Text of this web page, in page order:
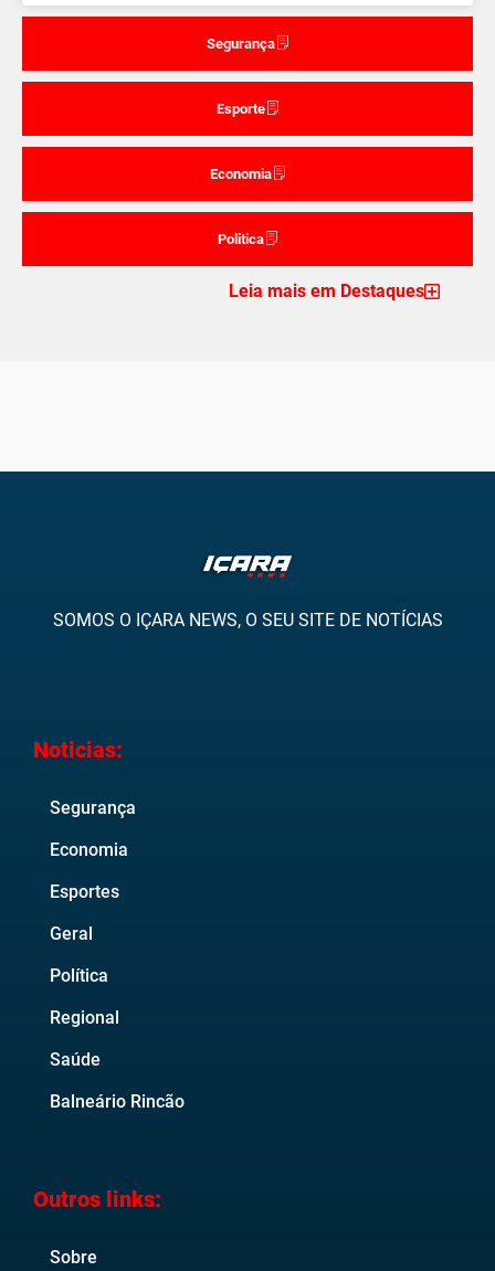
Segurança
Esporte
Economia
Politica
Leia mais em Destaques
SOMOS O IÇARA NEWS, O SEU SITE DE NOTÍCIAS
Noticias:
Segurança
Economia
Esportes
Geral
Política
Regional
Saúde
Balneário Rincão
Outros links:
Sobre